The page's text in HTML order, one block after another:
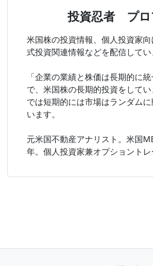
投資忍者 プロ
米国株の投資情報、個人投資家
式投資関連情報などを配信してい
「企業の業績と株価は長期的に
で、米国株の長期的投資をして
では短期的には市場はランダム
います。
元米国不動産アナリスト。米国
年。個人投資家兼オプショントレ